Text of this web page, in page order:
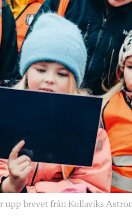
upp brevet från Kullaviks